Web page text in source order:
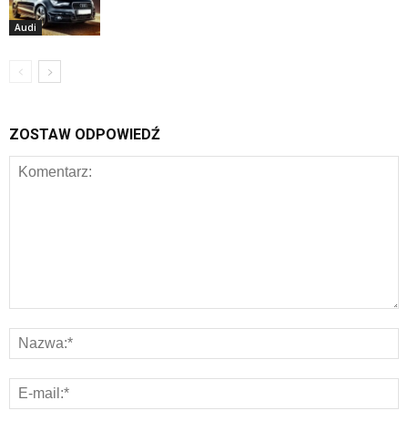
Audi
ZOSTAW ODPOWIEDŹ